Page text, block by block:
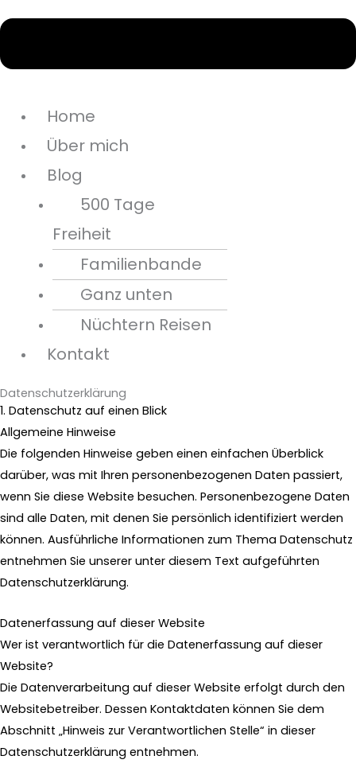
Home
Über mich
Blog
500 Tage
Freiheit
Familienbande
Ganz unten
Nüchtern Reisen
Kontakt
Datenschutzerklärung
1. Datenschutz auf einen Blick
Allgemeine Hinweise
Die folgenden Hinweise geben einen einfachen Überblick
darüber, was mit Ihren personenbezogenen Daten passiert,
wenn Sie diese Website besuchen. Personenbezogene Daten
sind alle Daten, mit denen Sie persönlich identifiziert werden
können. Ausführliche Informationen zum Thema Datenschutz
entnehmen Sie unserer unter diesem Text aufgeführten
Datenschutzerklärung.
Datenerfassung auf dieser Website
Wer ist verantwortlich für die Datenerfassung auf dieser
Website?
Die Datenverarbeitung auf dieser Website erfolgt durch den
Websitebetreiber. Dessen Kontaktdaten können Sie dem
Abschnitt „Hinweis zur Verantwortlichen Stelle“ in dieser
Datenschutzerklärung entnehmen.